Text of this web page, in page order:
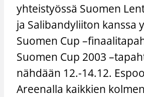
yhteistyössä Suomen
ja Salibandyliiton kanssa
Suomen Cup
Suomen Cup 2003
nähdään 12.-14.12.
Areenalla kaikkien